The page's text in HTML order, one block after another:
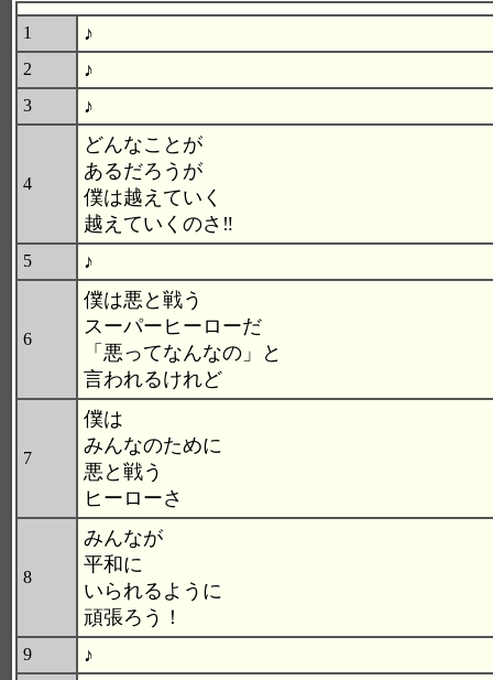
1 ♪
2 ♪
3 ♪
4
どんなことが
あるだろうが
僕は越えていく
越えていくのさ‼
5 ♪
6
僕は悪と戦う
スーパーヒーローだ
「悪ってなんなの」と
言われるけれど
7
僕は
みんなのために
悪と戦う
ヒーローさ
8
みんなが
平和に
いられるように
頑張ろう！
9 ♪